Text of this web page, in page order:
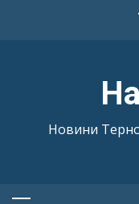
Новини